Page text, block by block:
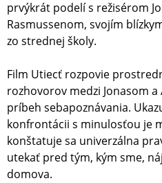
prvýkrát podelí s režisérom
Rasmussenom, svojím
zo strednej školy.
Film Utiecť rozpovie
rozhovorov medzi Jonasom
príbeh sebapoznávania.
konfrontácii s minulosťou je
konštatuje sa univerzálna
utekať pred tým, kým sme,
domova.